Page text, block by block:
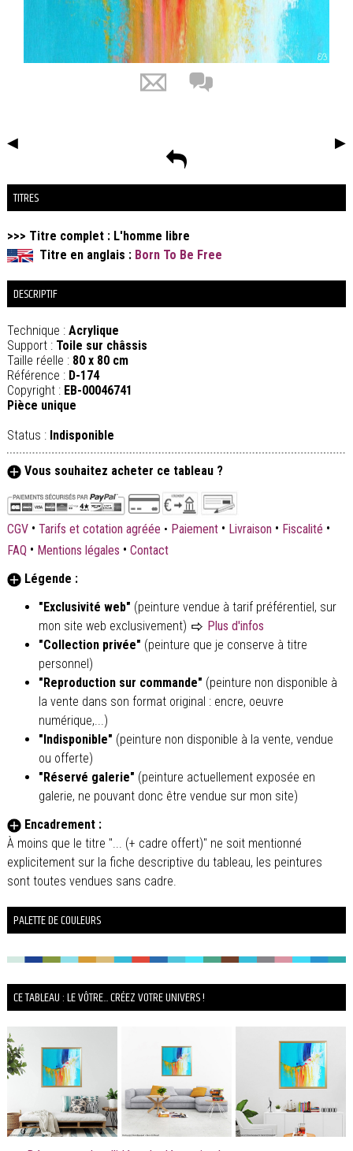
◀ ▶
TITRES
>>> Titre complet : L'homme libre
Titre en anglais : Born To Be Free
DESCRIPTIF
Technique : Acrylique
Support : Toile sur châssis
Taille réelle : 80 x 80 cm
Référence : D-174
Copyright : EB-00046741
Pièce unique
Status : Indisponible
Vous souhaitez acheter ce tableau ?
CGV • Tarifs et cotation agréée • Paiement • Livraison • Fiscalité •
FAQ • Mentions légales • Contact
Légende :
"Exclusivité web" (peinture vendue à tarif préférentiel, sur
mon site web exclusivement)
Plus d'infos
"Collection privée" (peinture que je conserve à titre
personnel)
"Reproduction sur commande" (peinture non disponible à
la vente dans son format original : encre, oeuvre
numérique,...)
"Indisponible" (peinture non disponible à la vente, vendue
ou offerte)
"Réservé galerie" (peinture actuellement exposée en
galerie, ne pouvant donc être vendue sur mon site)
Encadrement :
À moins que le titre "... (+ cadre offert)" ne soit mentionné
explicitement sur la fiche descriptive du tableau, les peintures
sont toutes vendues sans cadre.
PALETTE DE COULEURS
CE TABLEAU : LE VÔTRE... CRÉEZ VOTRE UNIVERS !